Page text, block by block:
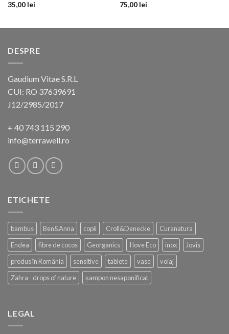
35,00 lei
75,00 lei
DESPRE
Gaudium Vitae S.R.L
CUI: RO 37639691
J12/2985/2017
+ 40 743 115 290
info@terrawell.ro
ETICHETE
bambus Ben&Anna copii Croll&Denecke
Curanatura
Endea
fibre de cocos Georganics I love Eco inox
Jovis
produs în România
sensitive tablete vase
voiaj
Zahra - drops of nature
șampon nesaponificat
LEGAL